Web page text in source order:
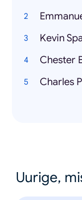
Kevin
Chester
Charles
Uurige,